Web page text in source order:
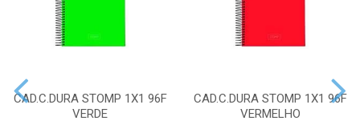
CAD.C.DURA STOMP 1X1 96F
VERDE
CAD.C.DURA STOMP 1X1 96F
VERMELHO